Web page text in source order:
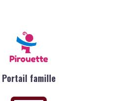
Portail famille